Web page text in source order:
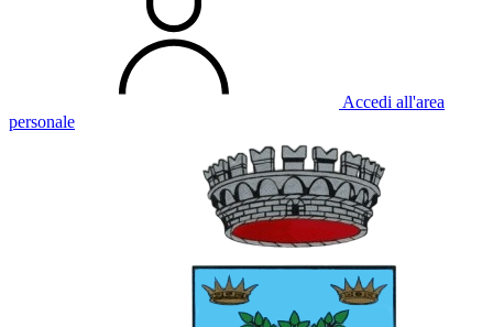
Accedi all'area
personale